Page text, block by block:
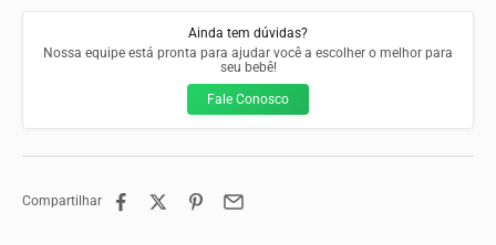
Ainda tem dúvidas?
Nossa equipe está pronta para ajudar você a escolher o melhor para
seu bebê!
Fale Conosco
Compartilhar